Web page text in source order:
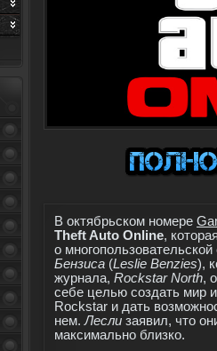
В октябрьском номере
Theft Auto Online,
о
Бензиса (Leslie Benzies),
журнала, Rockstar North,
себе целью создать мир
Rockstar и дать
нем. Лесли заявил, что
максимально близко.